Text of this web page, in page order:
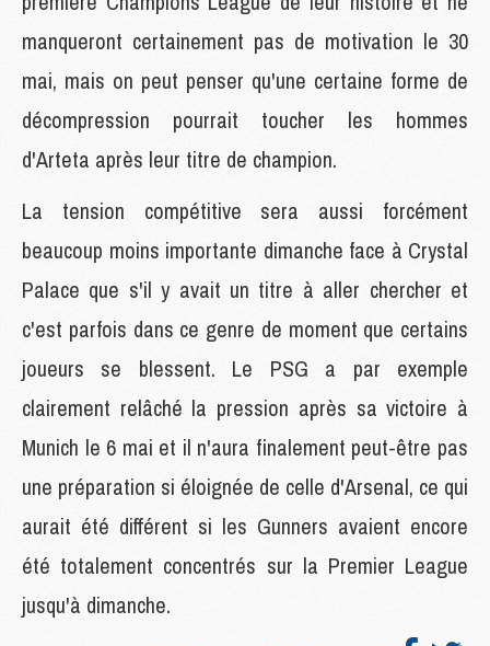
manqueront certainement pas de motivation le 30
mai, mais on peut penser qu'une certaine forme de
décompression pourrait toucher les hommes
d'Arteta après leur titre de champion.
La tension compétitive sera aussi forcément
beaucoup moins importante dimanche face à Crystal
Palace que s'il y avait un titre à aller chercher et
c'est parfois dans ce genre de moment que certains
joueurs se blessent. Le PSG a par exemple
clairement relâché la pression après sa victoire à
Munich le 6 mai et il n'aura finalement peut-être pas
une préparation si éloignée de celle d'Arsenal, ce qui
aurait été différent si les Gunners avaient encore
été totalement concentrés sur la Premier League
jusqu'à dimanche.